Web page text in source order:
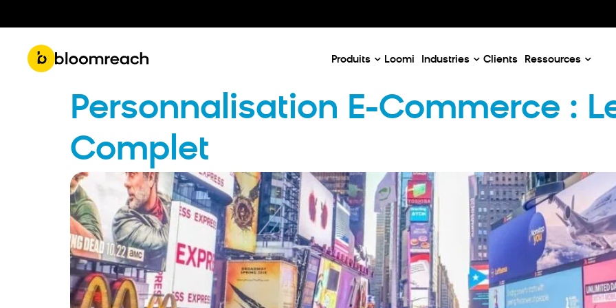
Produits Loomi Industries Clients Ressources
Partenaires Email Use Cases
Personnalisation E-Commerce :
Complet